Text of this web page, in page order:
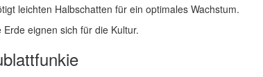
leichten Halbschatten für ein optimales Wachstum.
eignen sich für die Kultur.